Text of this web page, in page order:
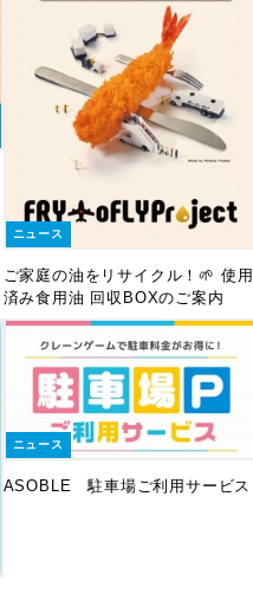
ニュース
ご家庭の油をリサイクル！🌱 使用
済み食用油 回収BOXのご案内
ニュース
ASOBLE 駐車場ご利用サービス